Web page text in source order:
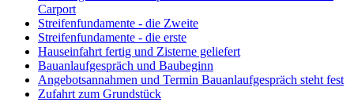
Carport
Streifenfundamente - die Zweite
Streifenfundamente - die erste
Hauseinfahrt fertig und Zisterne geliefert
Bauanlaufgespräch und Baubeginn
Angebotsannahmen und Termin Bauanlaufgespräch steht fest
Zufahrt zum Grundstück